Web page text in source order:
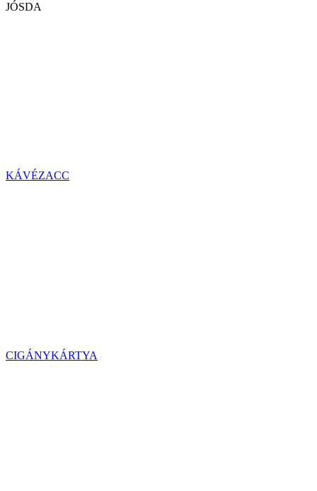
JÓSDA
KÁVÉZACC
CIGÁNYKÁRTYA